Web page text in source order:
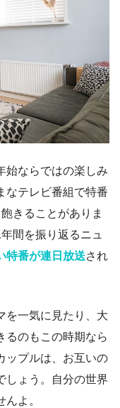
始ならではの楽しみ
なテレビ番組で特番
きることがありま
間を振り返るニュ
特番が連日放送され
を一気に見たり、大
るのもこの時期なら
ップルは、お互いの
しょう。自分の世界
よ。